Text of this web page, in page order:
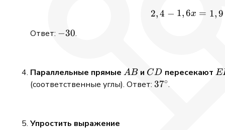
2,4 − 1,6x = 1,9
Ответ: -30
−30.
Параллельные прямые AB
ABи CD
CD пересекают
(соответственные углы). Ответ: 37^\circ
37∘.
Упростить выражение